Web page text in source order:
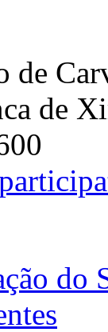
de
de
do